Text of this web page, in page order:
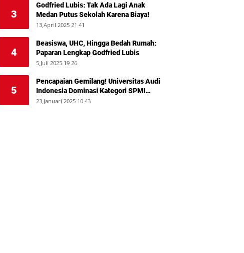
3
Godfried Lubis: Tak Ada Lagi Anak
Medan Putus Sekolah Karena Biaya!
13,April 2025 21 41
4
Beasiswa, UHC, Hingga Bedah Rumah:
Paparan Lengkap Godfried Lubis
5,Juli 2025 19 26
5
Pencapaian Gemilang! Universitas Audi
Indonesia Dominasi Kategori SPMI
Terbaik 2024
23,Januari 2025 10 43